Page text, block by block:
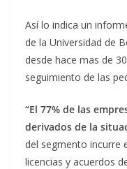
Así lo indica un
de la Universidad de
desde hace mas de
seguimiento de las
“El 77% de las
derivados de la
del segmento incurre
licencias y acuerdos